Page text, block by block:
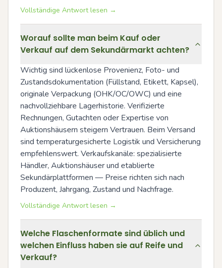
Vollständige Antwort lesen →
Worauf sollte man beim Kauf oder
Verkauf auf dem Sekundärmarkt achten?
Wichtig sind lückenlose Provenienz, Foto- und
Zustandsdokumentation (Füllstand, Etikett, Kapsel),
originale Verpackung (OHK/OC/OWC) und eine
nachvollziehbare Lagerhistorie. Verifizierte
Rechnungen, Gutachten oder Expertise von
Auktionshäusern steigern Vertrauen. Beim Versand
sind temperaturgesicherte Logistik und Versicherung
empfehlenswert. Verkaufskanäle: spezialisierte
Händler, Auktionshäuser und etablierte
Sekundärplattformen — Preise richten sich nach
Produzent, Jahrgang, Zustand und Nachfrage.
Vollständige Antwort lesen →
Welche Flaschenformate sind üblich und
welchen Einfluss haben sie auf Reife und
Verkauf?